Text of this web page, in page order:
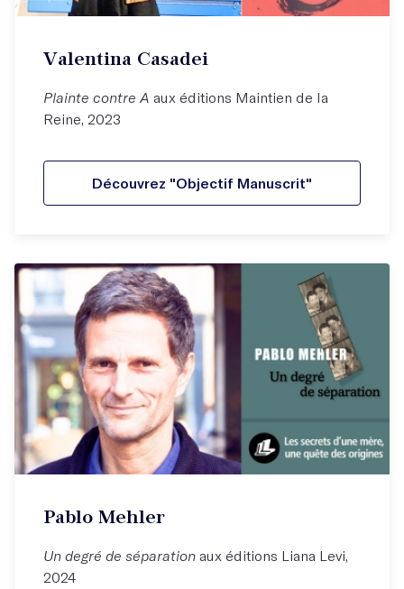
Valentina Casadei
Plainte contre A aux éditions Maintien de la
Reine, 2023
Découvrez "Objectif Manuscrit"
Pablo Mehler
Un degré de séparation aux éditions Liana Levi,
2024